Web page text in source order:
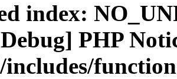
index:
PHP